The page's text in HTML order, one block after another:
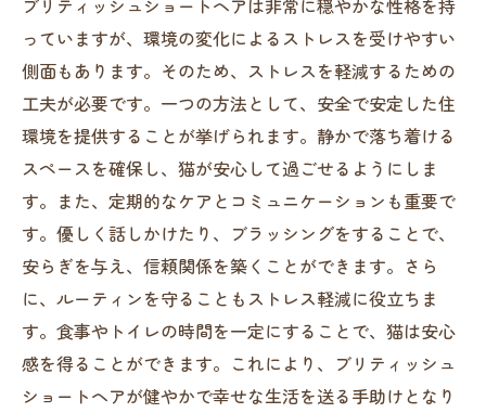
ブリティッシュショートヘアは非常に穏やかな性格を持
っていますが、環境の変化によるストレスを受けやすい
側面もあります。そのため、ストレスを軽減するための
工夫が必要です。一つの方法として、安全で安定した住
環境を提供することが挙げられます。静かで落ち着ける
スペースを確保し、猫が安心して過ごせるようにしま
す。また、定期的なケアとコミュニケーションも重要で
す。優しく話しかけたり、ブラッシングをすることで、
安らぎを与え、信頼関係を築くことができます。さら
に、ルーティンを守ることもストレス軽減に役立ちま
す。食事やトイレの時間を一定にすることで、猫は安心
感を得ることができます。これにより、ブリティッシュ
ショートヘアが健やかで幸せな生活を送る手助けとなり